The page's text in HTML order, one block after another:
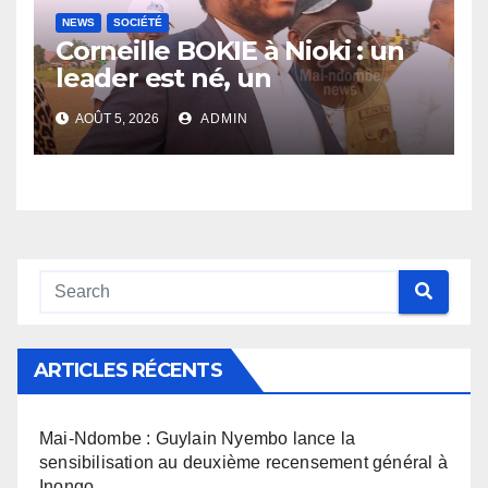
NEWS SOCIÉTÉ
Corneille BOKIE à Nioki : un
leader est né, un
entrepreneur leur est donné
AOÛT 5, 2026 ADMIN
ARTICLES RÉCENTS
Mai-Ndombe : Guylain Nyembo lance la
sensibilisation au deuxième recensement général à